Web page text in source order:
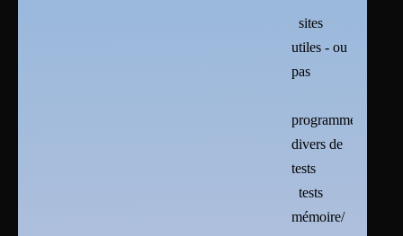
sites
utiles - ou
pas
programmes
divers de
tests
tests
mémoire/